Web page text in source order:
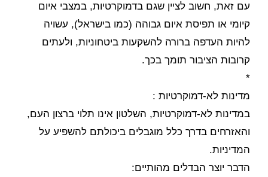
עם זאת, חשוב לציין שגם בדמוקרטיות, במצבי איום
קיומי או תפיסת איום גבוהה (כמו בישראל), עשויה
להיות העדפה ברורה להשקעות ביטחוניות, ולעתים
קרובות הציבור תומך בכך.
*
מדינות לא-דמוקרטיות :
במדינות לא-דמוקרטיות, השלטון אינו תלוי ברצון העם,
והאזרחים בדרך כלל מוגבלים ביכולתם להשפיע על
המדיניות.
הדבר יוצר הבדלים מהותיים: